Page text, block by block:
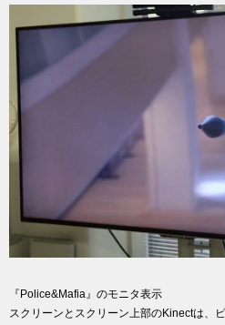
『Police&Mafia』のモニタ表示
スクリーンとスクリーン上部のKinectは、